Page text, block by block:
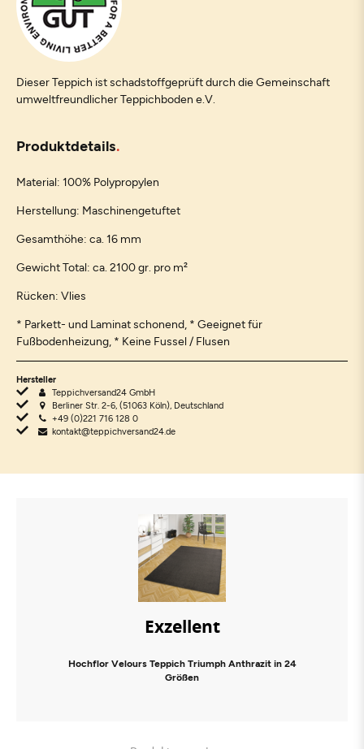
Dieser Teppich ist schadstoffgeprüft durch die Gemeinschaft
umweltfreundlicher Teppichboden e.V.
Produktdetails
Material: 100% Polypropylen
Herstellung: Maschinengetuftet
Gesamthöhe: ca. 16 mm
Gewicht Total: ca. 2100 gr. pro m²
Rücken: Vlies
* Parkett- und Laminat schonend, * Geeignet für
Fußbodenheizung, * Keine Fussel / Flusen
Hersteller
Teppichversand24 GmbH
Berliner Str. 2-6, (51063 Köln), Deutschland
+49 (0)221 716 128 0
kontakt@teppichversand24.de
Exzellent
Hochflor Velours Teppich Triumph Anthrazit in 24
Größen